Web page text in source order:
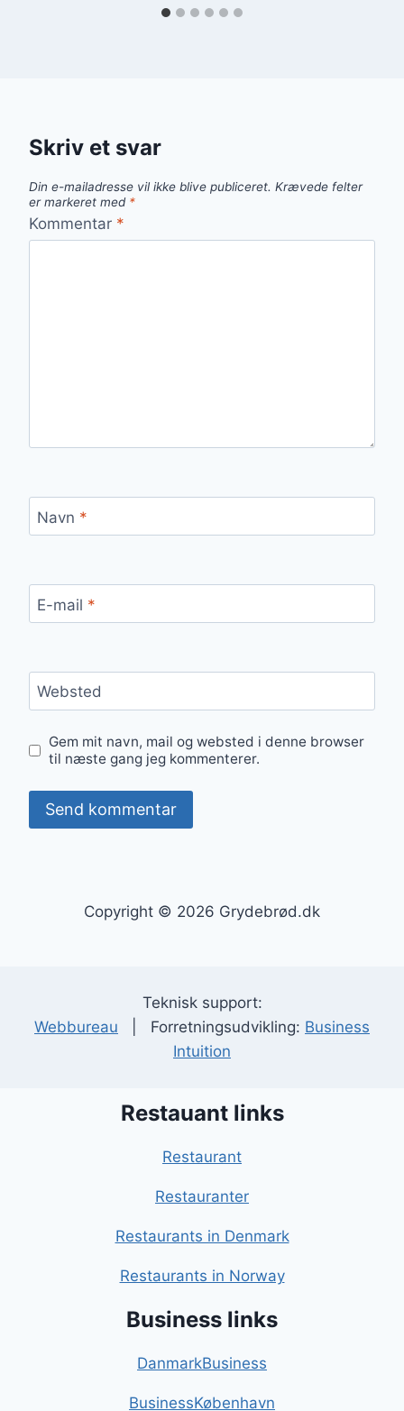
Skriv et svar
Din e-mailadresse vil ikke blive publiceret. Krævede felter
er markeret med *
Kommentar *
Navn *
E-mail *
Websted
Gem mit navn, mail og websted i denne browser
til næste gang jeg kommenterer.
Copyright © 2026 Grydebrød.dk
Teknisk support:
Webbureau | Forretningsudvikling: Business
Intuition
Restauant links
Restaurant
Restauranter
Restaurants in Denmark
Restaurants in Norway
Business links
DanmarkBusiness
BusinessKøbenhavn